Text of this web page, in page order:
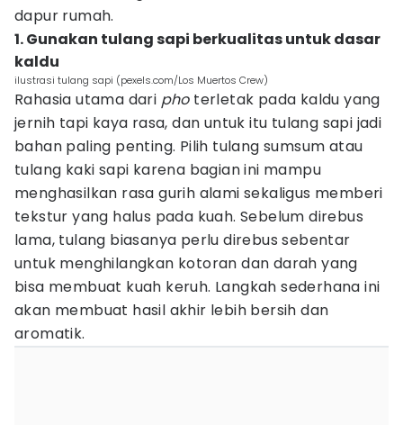
dapur rumah.
1. Gunakan tulang sapi berkualitas untuk dasar
kaldu
ilustrasi tulang sapi (pexels.com/Los Muertos Crew)
Rahasia utama dari pho terletak pada kaldu yang
jernih tapi kaya rasa, dan untuk itu tulang sapi jadi
bahan paling penting. Pilih tulang sumsum atau
tulang kaki sapi karena bagian ini mampu
menghasilkan rasa gurih alami sekaligus memberi
tekstur yang halus pada kuah. Sebelum direbus
lama, tulang biasanya perlu direbus sebentar
untuk menghilangkan kotoran dan darah yang
bisa membuat kuah keruh. Langkah sederhana ini
akan membuat hasil akhir lebih bersih dan
aromatik.